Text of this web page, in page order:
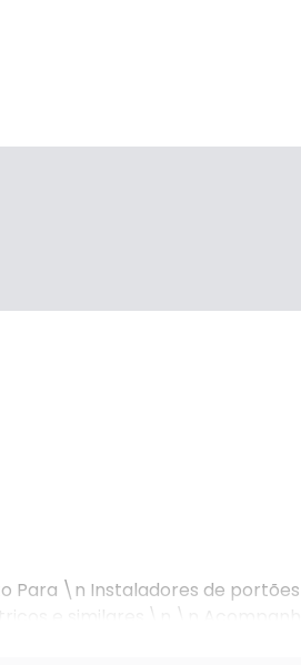
Para \n Instaladores de portões
e similares.\n \n